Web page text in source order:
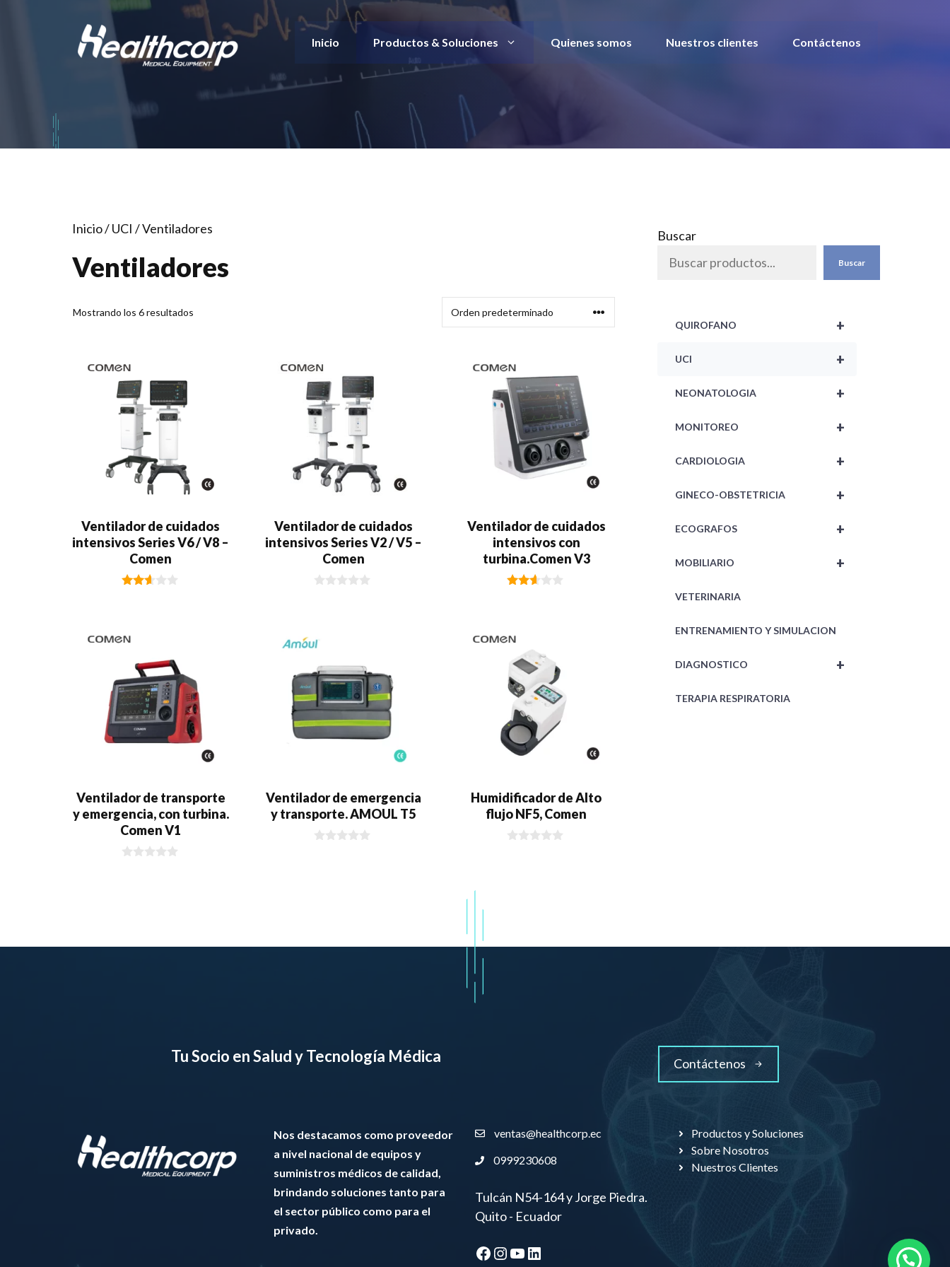
Inicio Productos & Soluciones Quienes somos Nuestros clientes Contáctenos
Inicio/UCI / Ventiladores
Ventiladores
Mostrando los 6 resultados
Ventilador de cuidados
intensivos Series V6 / V8 –
Comen
Ventilador de cuidados
intensivos Series V2 / V5 –
Comen
Ventilador de cuidados
intensivos con
turbina.Comen V3
Ventilador de transporte
y emergencia, con turbina.
Comen V1
Ventilador de emergencia
y transporte. AMOUL T5
Humidificador de Alto
flujo NF5, Comen
Buscar
Buscar
+
QUIROFANO
+
UCI
+
NEONATOLOGIA
+
MONITOREO
+
CARDIOLOGIA
+
GINECO-OBSTETRICIA
+
ECOGRAFOS
+
MOBILIARIO
VETERINARIA
ENTRENAMIENTO Y SIMULACION
+
DIAGNOSTICO
TERAPIA RESPIRATORIA
Tu Socio en Salud y Tecnología Médica Contáctenos
Nos destacamos como proveedor
a nivel nacional de equipos y
suministros médicos de calidad,
brindando soluciones tanto para
el sector público como para el
privado.
ventas@healthcorp.ec
0999230608
Tulcán N54-164 y Jorge Piedra.
Quito - Ecuador
Facebook
Instagram
YouTube
LinkedIn
Productos y Soluciones
Sobre Nosotros
Nuestros Clientes